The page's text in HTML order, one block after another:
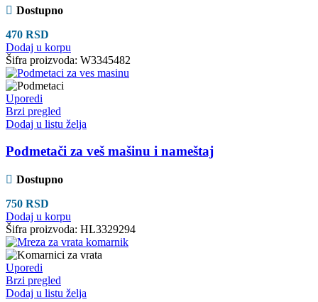
Dostupno
470 RSD
Dodaj u korpu
Šifra proizvoda: W3345482
Uporedi
Brzi pregled
Dodaj u listu želja
Podmetači za veš mašinu i nameštaj
Dostupno
750 RSD
Dodaj u korpu
Šifra proizvoda: HL3329294
Uporedi
Brzi pregled
Dodaj u listu želja